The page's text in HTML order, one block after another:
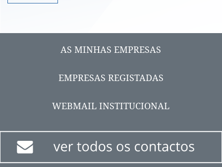
AS MINHAS EMPRESAS
EMPRESAS REGISTADAS
WEBMAIL INSTITUCIONAL